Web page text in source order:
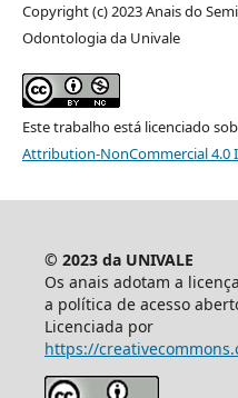
Copyright (c) 2023 Anais do
Odontologia da Univale
Este trabalho está licenciado
Attribution-NonCommercial 4.0
© 2023 da UNIVALE
Os anais adotam a
a política de acesso
Licenciada por
https://